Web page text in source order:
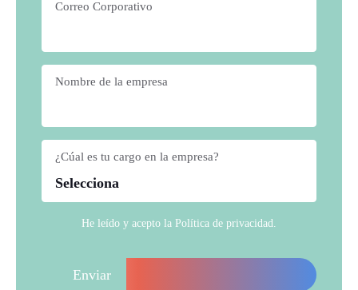
Correo Corporativo
Nombre de la empresa
¿Cúal es tu cargo en la empresa?
He leído y acepto la Política de privacidad